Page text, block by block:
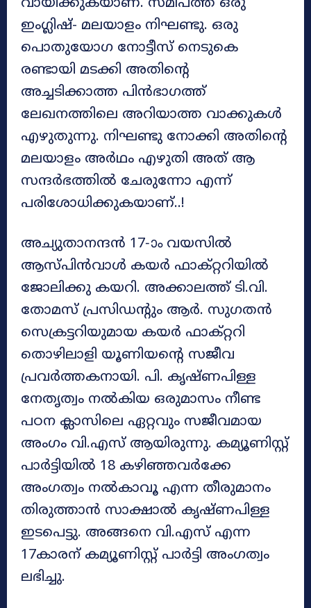
വായിക്കുകയാണ്. സമീപത്ത് ഒരു
ഇംഗ്ലിഷ്- മലയാളം നിഘണ്ടു. ഒരു
പൊതുയോഗ നോട്ടീസ് നെടുകെ
രണ്ടായി മടക്കി അതിന്‍റെ
അച്ചടിക്കാത്ത പിൻഭാഗത്ത്
ലേഖനത്തിലെ അറിയാത്ത വാക്കുകൾ
എഴുതുന്നു. നിഘണ്ടു നോക്കി അതിന്‍റെ
മലയാളം അർഥം എഴുതി അത് ആ
സന്ദർഭത്തിൽ ചേരുന്നോ എന്ന്
പരിശോധിക്കുകയാണ്..!
അച്യുതാനന്ദൻ 17-ാം വയസിൽ
ആസ്പിൻവാൾ കയർ ഫാക്റ്ററിയിൽ
ജോലിക്കു കയറി. അക്കാലത്ത് ടി.വി.
തോമസ് പ്രസിഡന്‍റും ആർ. സുഗതൻ
സെക്രട്ടറിയുമായ കയർ ഫാക്റ്ററി
തൊഴിലാളി യൂണിയന്‍റെ സജീവ
പ്രവർത്തകനായി. പി. കൃഷ്ണപിള്ള
നേതൃത്വം നൽകിയ ഒരുമാസം നീണ്ട
പഠന ക്ലാസിലെ ഏറ്റവും സജീവമായ
അംഗം വി.എസ് ആയിരുന്നു. കമ്യൂണിസ്റ്റ്
പാർട്ടിയിൽ 18 കഴിഞ്ഞവർക്കേ
അംഗത്വം നൽകാവൂ എന്ന തീരുമാനം
തിരുത്താൻ സാക്ഷാൽ കൃഷ്ണപിള്ള
ഇടപെട്ടു. അങ്ങനെ വി.എസ് എന്ന
17കാരന് കമ്യൂണിസ്റ്റ് പാർട്ടി അംഗത്വം
ലഭിച്ചു.